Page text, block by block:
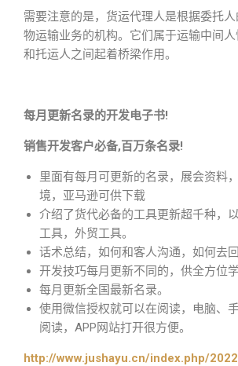
需要注意的是，货运代理人是根据委托
物运输业务的机构。它们属于运输中间
和托运人之间起着桥梁作用。
每月更新名录的开发电子书!
销售开发客户必备,百万条名录!
里面有每月可更新的名录，展会资料
境，亚马逊可供下载
介绍了货代必备的工具更新超千种，
工具，外贸工具。
话术总结，如何和客人沟通，如何去
开发技巧每月更新不同的，供全方位学
每月更新全国最新名录。
使用微信授权就可以在阅读，电脑、
阅读，APP网站打开很方便。
http://www.jushayu.cn/index.php/